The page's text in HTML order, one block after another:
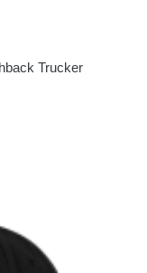
Trucker